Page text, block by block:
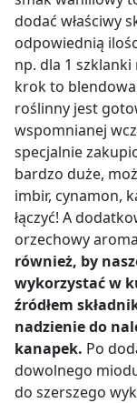
dodać właściwy
odpowiednią
np. dla 1 szklanki
krok to
roślinny jest
wspomnianej
specjalnie
bardzo duże,
imbir, cynamon,
łączyć! A
orzechowy
również, by
wykorzystać w
źródłem
nadzienie do
kanapek. Po
dowolnego
do szerszego